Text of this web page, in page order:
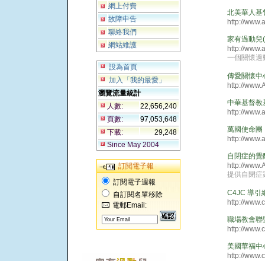
網上付費
故障申告
聯絡我們
網站維護
設為首頁
加入「我的最愛」
瀏覽流量統計
人數:
22,656,240
頁數:
97,053,648
下載:
29,248
Since May 2004
訂閱電子報
訂閱電子週報
自訂閱名單移除
電郵Email:
北美華人基
http://
家有過動
http://
一個關懷過
傳愛關懷中
http://
中華基督教
http://
萬國使命團
http://
自閉症的覺
http://
提供自閉症
C4JC 導引
http://
職場教會聯
http://
美國華福中
http://